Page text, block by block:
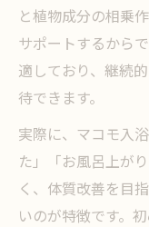
と植物成分の相乗
サポートするから
適しており、継続
待できます。
実際に、マコモ入
た」「お風呂上が
く、体質改善を目
いのが特徴です。